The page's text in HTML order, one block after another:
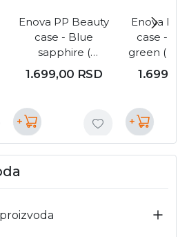
Enova PP Beauty
case - Blue
sapphire (
525.360.56 )
1.699,00 RSD
+
Enova PP
case -
green (
+